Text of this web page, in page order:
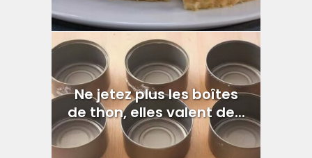
Ne jetez plus les boîtes
de thon, elles valent de...